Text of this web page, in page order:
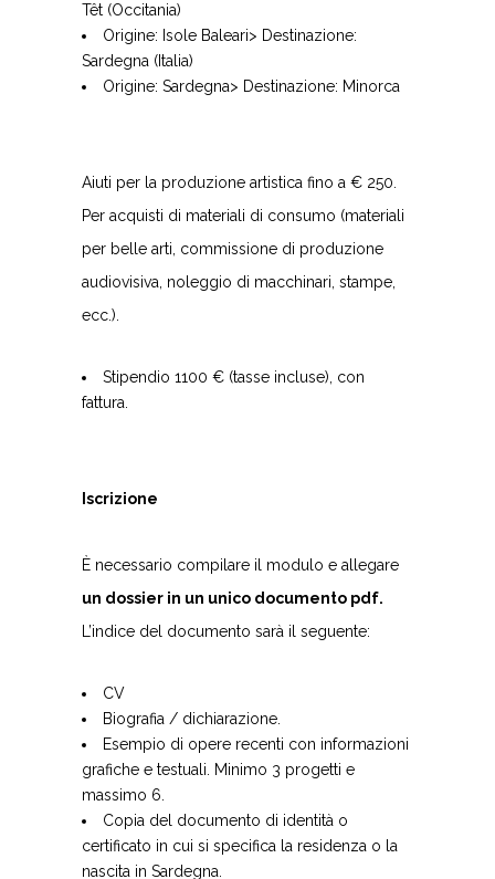
Têt (Occitania)
Origine: Isole Baleari> Destinazione:
Sardegna (Italia)
Origine: Sardegna> Destinazione: Minorca
Aiuti per la produzione artistica fino a € 250.
Per acquisti di materiali di consumo (materiali
per belle arti, commissione di produzione
audiovisiva, noleggio di macchinari, stampe,
ecc.).
Stipendio 1100 € (tasse incluse), con
fattura.
Iscrizione
È necessario compilare il modulo e allegare
un dossier in un unico documento pdf.
L’indice del documento sarà il seguente:
CV
Biografia / dichiarazione.
Esempio di opere recenti con informazioni
grafiche e testuali. Minimo 3 progetti e
massimo 6.
Copia del documento di identità o
certificato in cui si specifica la residenza o la
nascita in Sardegna.